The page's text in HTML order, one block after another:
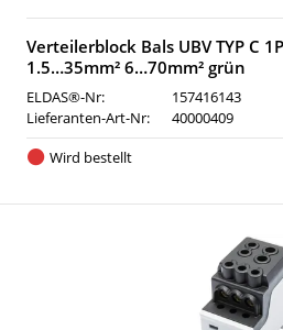
Verteilerblock Bals UBV TYP C
1.5…35mm² 6…70mm² grün
ELDAS®-Nr:
157416143
Lieferanten-Art-Nr:
40000409
Wird bestellt